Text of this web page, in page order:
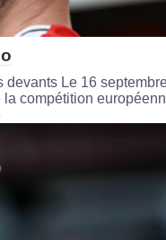
Le 16
compétition